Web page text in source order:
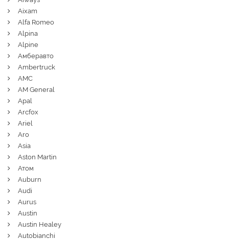
Aixam
Alfa Romeo
Alpina
Alpine
Амберавто
Ambertruck
AMC
AM General
Apal
Arcfox
Ariel
Aro
Asia
Aston Martin
Атом
Auburn
Audi
Aurus
Austin
Austin Healey
Autobianchi